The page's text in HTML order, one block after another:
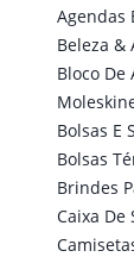
Agendas
Beleza &
Bloco De
Bolsas E
Bolsas
Brindes
Caixa De